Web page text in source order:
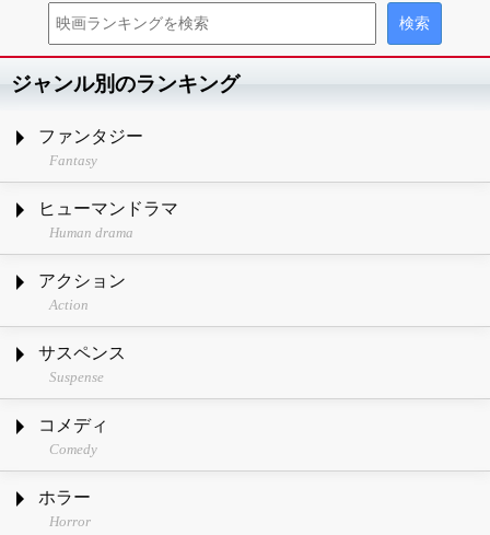
ジャンル別のランキング
ファンタジー
Fantasy
ヒューマンドラマ
Human drama
アクション
Action
サスペンス
Suspense
コメディ
Comedy
ホラー
Horror